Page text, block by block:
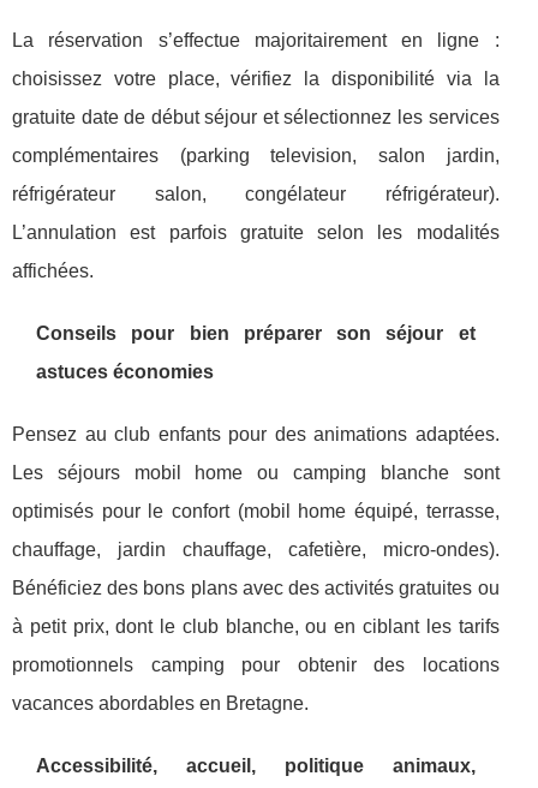
La réservation s’effectue majoritairement en ligne :
choisissez votre place, vérifiez la disponibilité via la
gratuite date de début séjour et sélectionnez les services
complémentaires (parking television, salon jardin,
réfrigérateur salon, congélateur réfrigérateur).
L’annulation est parfois gratuite selon les modalités
affichées.
Conseils pour bien préparer son séjour et
astuces économies
Pensez au club enfants pour des animations adaptées.
Les séjours mobil home ou camping blanche sont
optimisés pour le confort (mobil home équipé, terrasse,
chauffage, jardin chauffage, cafetière, micro-ondes).
Bénéficiez des bons plans avec des activités gratuites ou
à petit prix, dont le club blanche, ou en ciblant les tarifs
promotionnels camping pour obtenir des locations
vacances abordables en Bretagne.
Accessibilité, accueil, politique animaux,